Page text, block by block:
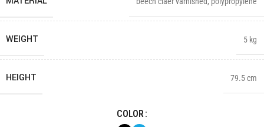
WEIGHT 5 kg
HEIGHT 79.5 cm
COLOR